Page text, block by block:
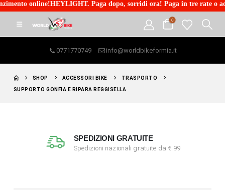
online!HEYLIGHT. Paga dopo, sorridi ora! Paga in tre rate o
0
0771770749 info@worldbikeformia.it
SHOP ACCESSORI BIKE TRASPORTO
SUPPORTO GONFIA E RIPARA REGGISELLA
SPEDIZIONI GRATUITE
Spedizioni nazionali gratuite da € 99